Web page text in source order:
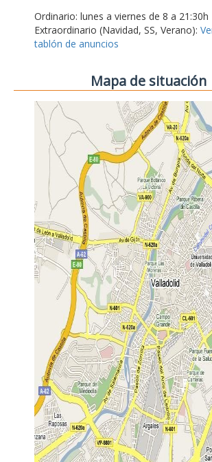
Ordinario: lunes a viernes de 8 a 21:30h
Extraordinario (Navidad, SS, Verano):
tablón de anuncios
Mapa de situación